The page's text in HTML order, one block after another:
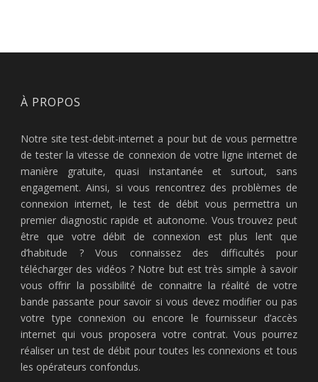
À PROPOS
Notre site test-debit-internet a pour but de vous permettre
de tester la vitesse de connexion de votre ligne internet de
manière gratuite, quasi instantanée et surtout, sans
engagement. Ainsi, si vous rencontrez des problèmes de
connexion internet, le test de débit vous permettra un
premier diagnostic rapide et autonome. Vous trouvez peut
être que votre débit de connexion est plus lent que
d’habitude ? Vous connaissez des difficultés pour
télécharger des vidéos ? Notre but est très simple à savoir
vous offrir la possibilité de connaitre la réalité de votre
bande passante pour savoir si vous devez modifier ou pas
votre type connexion ou encore le fournisseur d’accès
internet qui vous proposera votre contrat. Vous pourrez
réaliser un test de débit pour toutes les connexions et tous
les opérateurs confondus.